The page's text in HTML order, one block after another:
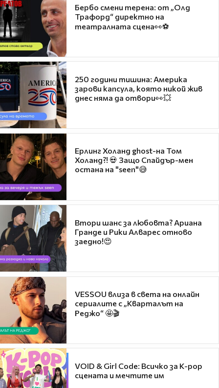
Бербо смени терена: от „Олд
Трафорд“ директно на
театралната сцена👀⚽
250 години тишина: Америка
зарови капсула, която никой жив
днес няма да отвори👀💥
Ерлинг Холанд ghost-на Том
Холанд?! 💀 Защо Спайдър-мен
остана на "seen"😅
Втори шанс за любовта? Ариана
Гранде и Рики Алварес отново
заедно!😍
VESSOU влиза в света на онлайн
сериалите с „Кварталът на
Реджо“ 🤩🎬
VOID & Girl Code: Всичко за K-pop
сцената и мечтите им